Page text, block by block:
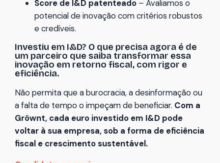
Score de I&D patenteado– Avaliamos o
potencial de inovação com critérios robustos
e credíveis.
Investiu em I&D? O que precisa agora é de
um parceiro que saiba transformar essa
inovação em retorno fiscal, com rigor e
eficiência.
Não permita que a burocracia, a desinformação ou
a falta de tempo o impeçam de beneficiar. Com a
Gröwnt, cada euro investido em I&D pode
voltar à sua empresa, sob a forma de eficiência
fiscal e crescimento sustentável.